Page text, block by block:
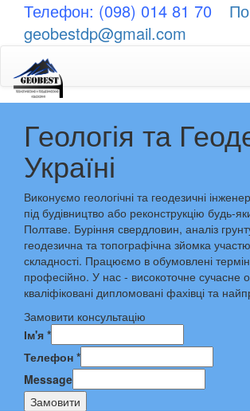
Телефон: (098) 014 81 70
geobestdp@gmail.com
Геологія та
Україні
Виконуємо геологічні та геодезичні
під будівництво або реконструкцію будь-
Полтаве. Буріння свердловин, аналіз
геодезична та топографічна зйомка
складності. Працюємо в обумовлені
професійно. У нас - високоточне сучасне
кваліфіковані дипломовані фахівці та
Замовити консультацію
Ім'я *
Телефон *
Message
Замовити